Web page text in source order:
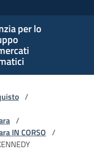
per lo
/
/
IN CORSO /